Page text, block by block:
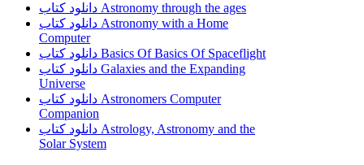
دانلود کتاب Astronomy through the ages
دانلود کتاب Astronomy with a Home
Computer
دانلود کتاب Basics Of Basics Of Spaceflight
دانلود کتاب Galaxies and the Expanding
Universe
دانلود کتاب Astronomers Computer
Companion
دانلود کتاب Astrology, Astronomy and the
Solar System